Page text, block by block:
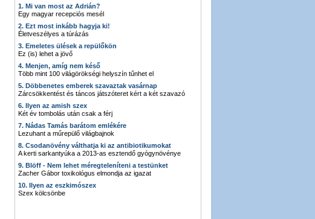
1. Mi van most az Adrián?
Egy magyar recepciós mesél
2. Ezt most inkább hagyja ki!
Életveszélyes a túrázás
3. Emeletes ülések a repülőkön
Ez (is) lehet a jövő
4. Menjen, amíg nem késő
Több mint 100 világörökségi helyszín tűnhet el
5. Döbbenetes emberek szavaztak vasárnap
Zárcsökkentést és táncos játszóteret kért a két szavazó
6. Ilyen az amish szex
Két év tombolás után csak a férj
7. Nádas Tamás barátom emlékére
Lezuhant a műrepülő világbajnok
8. Csodanövény válthatja ki az antibiotikumokat
A kerti sarkantyúka a 2013-as esztendő gyógynövénye
9. Blöff - Nem lehet méregteleníteni a testünket
Zacher Gábor toxikológus elmondja az igazat
10. Ilyen az eszkimószex
Szex kölcsönbe